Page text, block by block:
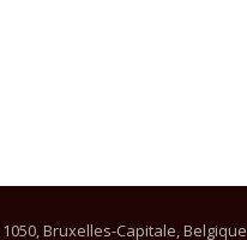
Bruxelles-Capitale, Belgique